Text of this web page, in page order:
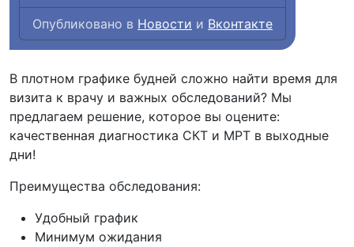
Опубликовано в Новости и Вконтакте
В плотном графике будней сложно найти время для
визита к врачу и важных обследований? Мы
предлагаем решение, которое вы оцените:
качественная диагностика СКТ и МРТ в выходные
дни!
Преимущества обследования:
Удобный график
Минимум ожидания